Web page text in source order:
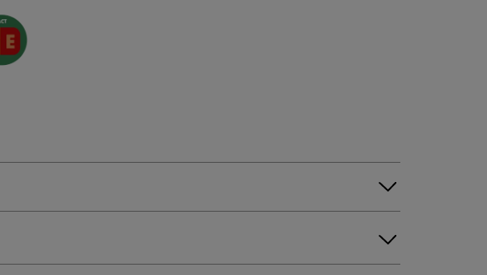
TOCOPHEROL